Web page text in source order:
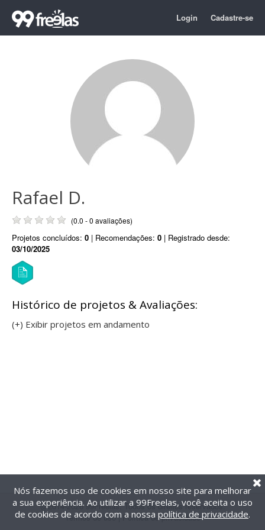
Login Cadastre-se
Rafael D.
(0.0 - 0 avaliações)
Projetos concluídos: 0 | Recomendações: 0 | Registrado desde:
03/10/2025
Histórico de projetos & Avaliações:
(+) Exibir projetos em andamento
@2014-2026 99Freelas. Todos os direitos reservados.
Termos de uso| Política de privacidade
Nós fazemos uso de cookies em nosso site para melhorar
a sua experiência. Ao utilizar a 99Freelas, você aceita o uso
de cookies de acordo com a nossa política de privacidade.